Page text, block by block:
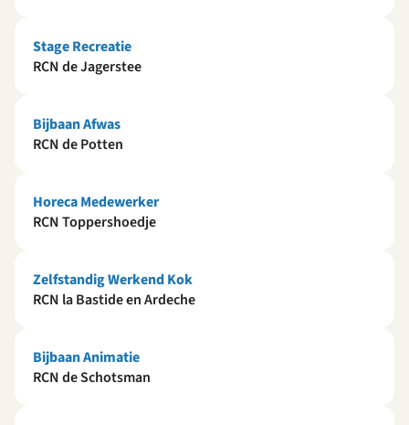
Stage Recreatie
RCN de Jagerstee
Bijbaan Afwas
RCN de Potten
Horeca Medewerker
RCN Toppershoedje
Zelfstandig Werkend Kok
RCN la Bastide en Ardeche
Bijbaan Animatie
RCN de Schotsman